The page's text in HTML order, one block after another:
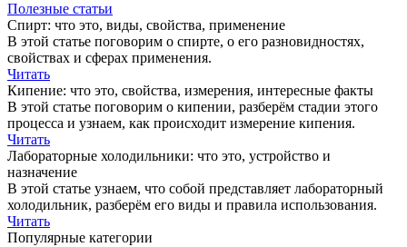
Полезные статьи
Спирт: что это, виды, свойства, применение
В этой статье поговорим о спирте, о его разновидностях,
свойствах и сферах применения.
Читать
Кипение: что это, свойства, измерения, интересные факты
В этой статье поговорим о кипении, разберём стадии этого
процесса и узнаем, как происходит измерение кипения.
Читать
Лабораторные холодильники: что это, устройство и
назначение
В этой статье узнаем, что собой представляет лабораторный
холодильник, разберём его виды и правила использования.
Читать
Популярные категории